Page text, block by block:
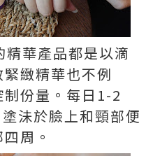
華產品都是以滴
緻精華也不例
份量。每日1-2
沬於臉上和頸部便
周。